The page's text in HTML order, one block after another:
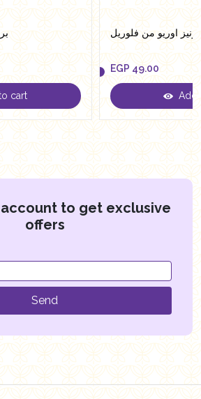
cart
اوريو من فلوريل
EGP
EGP 49.00
Add
to get exclusive
offers
Send